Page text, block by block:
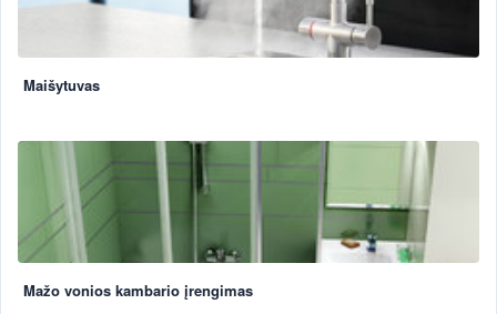
Maišytuvas
Mažo vonios kambario įrengimas